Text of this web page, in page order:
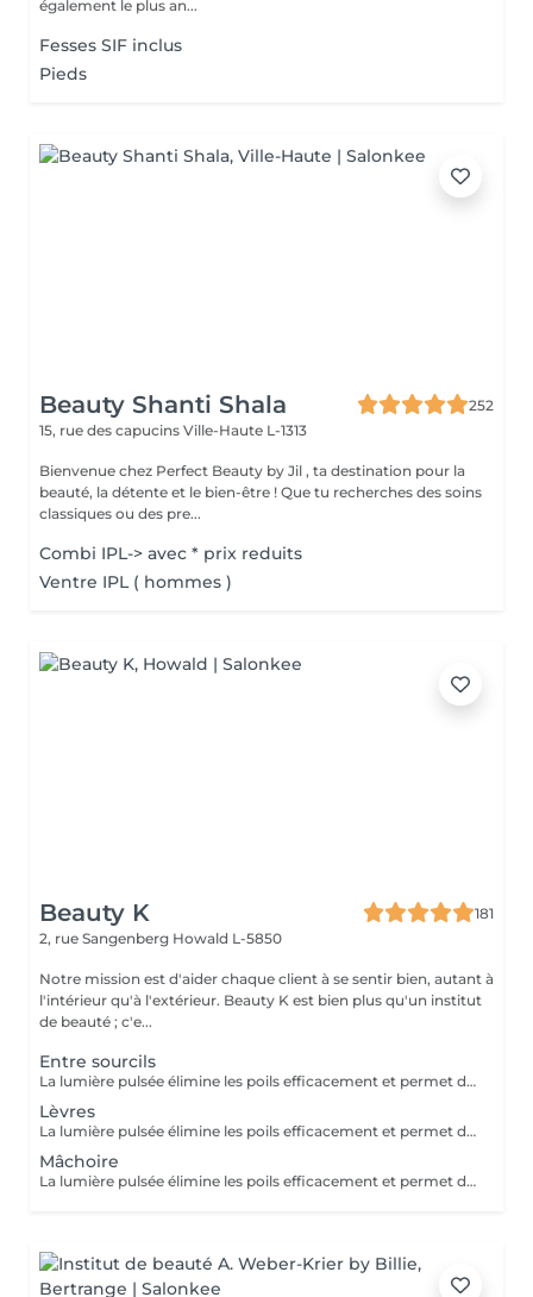
également le plus an...
Fesses SIF inclus
Pieds
Beauty Shanti Shala
252
15, rue des capucins Ville-Haute L-1313
Bienvenue chez Perfect Beauty by Jil , ta destination pour la
beauté, la détente et le bien-être ! Que tu recherches des soins
classiques ou des pre...
Combi IPL-> avec * prix reduits
Ventre IPL ( hommes )
Beauty K
181
2, rue Sangenberg Howald L-5850
Notre mission est d'aider chaque client à se sentir bien, autant à
l'intérieur qu'à l'extérieur. Beauty K est bien plus qu'un institut
de beauté ; c'e...
Entre sourcils
La lumière pulsée élimine les poils efficacement et permet de soigner les boutons de poils incarnés. ATTENTION - Ne pas mettre de crème et/ou de parfum sur la zone à épiler - Ne pas être sous traitement médicamenteux photo sensibilisant au moment de l'épilation
Lèvres
La lumière pulsée élimine les poils efficacement et permet de soigner les boutons de poils incarnés. ATTENTION - Ne pas mettre de crème et/ou de parfum sur la zone à épiler - Ne pas être sous traitement médicamenteux photo sensibilisant au moment de l'épilation
Mâchoire
La lumière pulsée élimine les poils efficacement et permet de soigner les boutons de poils incarnés. ATTENTION - Ne pas mettre de crème et/ou de parfum sur la zone à épiler - Ne pas être sous traitement médicamenteux photo sensibilisant au moment de l'épilation